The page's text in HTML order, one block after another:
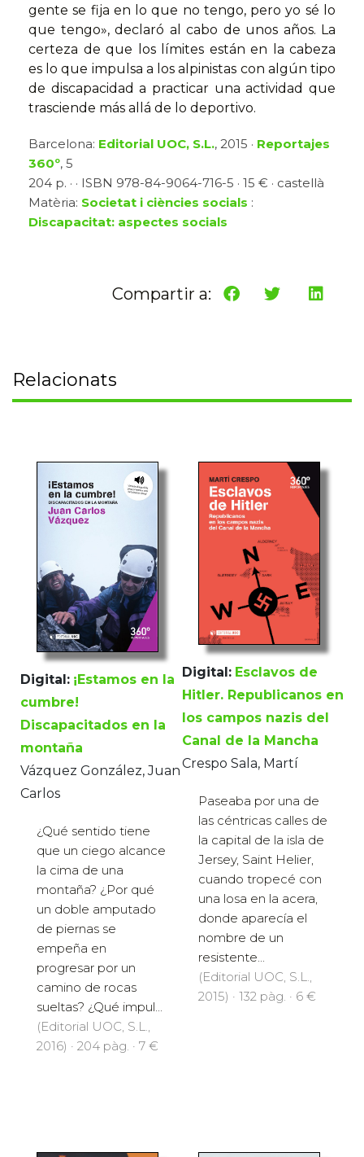
gente se fija en lo que no tengo, pero yo sé lo
que tengo», declaró al cabo de unos años. La
certeza de que los límites están en la cabeza
es lo que impulsa a los alpinistas con algún tipo
de discapacidad a practicar una actividad que
trasciende más allá de lo deportivo.
Barcelona: Editorial UOC, S.L., 2015 · Reportajes
360º, 5
204 p. · · ISBN 978-84-9064-716-5 · 15 € · castellà
Matèria: Societat i ciències socials :
Discapacitat: aspectes socials
Compartir a:
Relacionats
Digital: ¡Estamos en la
cumbre!
Discapacitados en la
montaña
Vázquez González, Juan
Carlos
¿Qué sentido tiene
que un ciego alcance
la cima de una
montaña? ¿Por qué
un doble amputado
de piernas se
empeña en
progresar por un
camino de rocas
sueltas? ¿Qué impul...
(Editorial UOC, S.L.,
2016) · 204 pàg. · 7 €
Digital: Esclavos de
Hitler. Republicanos en
los campos nazis del
Canal de la Mancha
Crespo Sala, Martí
Paseaba por una de
las céntricas calles de
la capital de la isla de
Jersey, Saint Helier,
cuando tropecé con
una losa en la acera,
donde aparecía el
nombre de un
resistente...
(Editorial UOC, S.L.,
2015) · 132 pàg. · 6 €